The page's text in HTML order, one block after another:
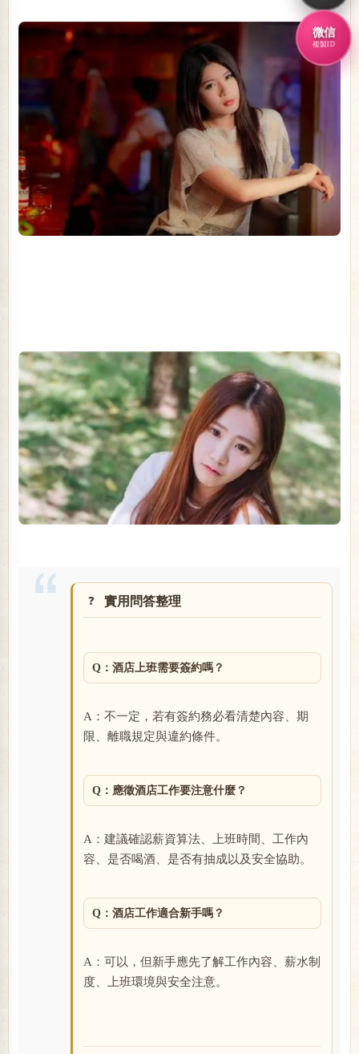
實用問答整理
Q：酒店上班需要簽約嗎？
A：不一定，若有簽約務必看清楚內容、期
限、離職規定與違約條件。
Q：應徵酒店工作要注意什麼？
A：建議確認薪資算法、上班時間、工作內
容、是否喝酒、是否有抽成以及安全協助。
Q：酒店工作適合新手嗎？
A：可以，但新手應先了解工作內容、薪水制
度、上班環境與安全注意。
微信
複製ID